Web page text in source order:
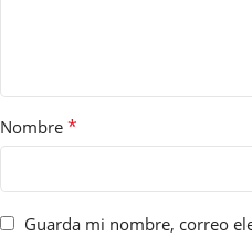
Nombre *
Guarda mi nombre, correo